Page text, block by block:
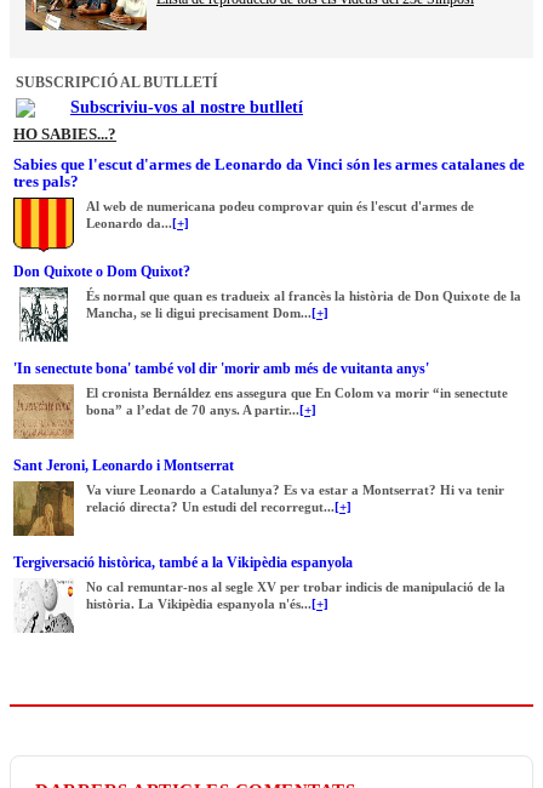
SUBSCRIPCIÓ AL BUTLLETÍ
Subscriviu-vos al nostre butlletí
HO SABIES...?
Sabies que l'escut d'armes de Leonardo da Vinci són les armes catalanes de
tres pals?
Al web de numericana podeu comprovar quin és l'escut d'armes de
Leonardo da...[+]
Don Quixote o Dom Quixot?
És normal que quan es tradueix al francès la història de Don Quixote de la
Mancha, se li digui precisament Dom...[+]
'In senectute bona' també vol dir 'morir amb més de vuitanta anys'
El cronista Bernáldez ens assegura que En Colom va morir “in senectute
bona” a l’edat de 70 anys. A partir...[+]
Sant Jeroni, Leonardo i Montserrat
Va viure Leonardo a Catalunya? Es va estar a Montserrat? Hi va tenir
relació directa? Un estudi del recorregut...[+]
Tergiversació històrica, també a la Vikipèdia espanyola
No cal remuntar-nos al segle XV per trobar indicis de manipulació de la
història. La Vikipèdia espanyola n'és...[+]